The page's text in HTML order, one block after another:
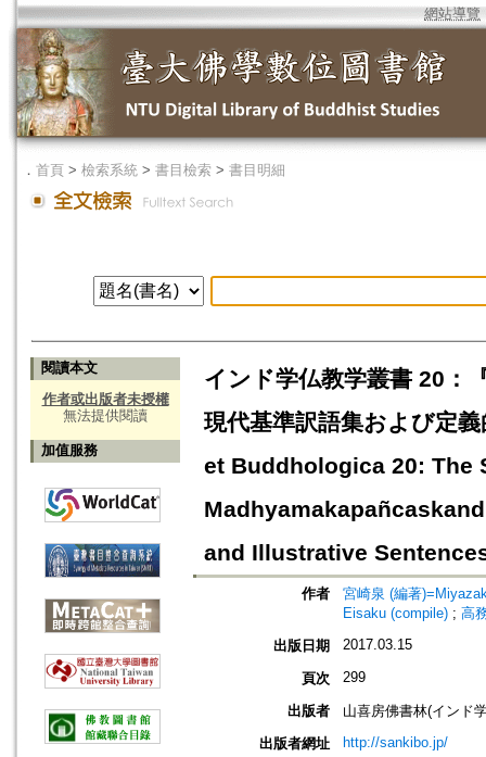
網站導覽
． 首頁 > 檢索系統 > 書目檢索 > 書目明細
閱讀本文
作者或出版者未授權
無法提供閱讀
加值服務
インド学仏教学叢書 20：
現代基準訳語集および定
et Buddhologica 20: The
and Illustrative
作者
宮崎泉 (編著
Eisaku (compile) ; 高
出版日期
2017.03.15
頁次 299
出版者
山喜房佛書林(インド
出版者網址
http://sankibo.jp/